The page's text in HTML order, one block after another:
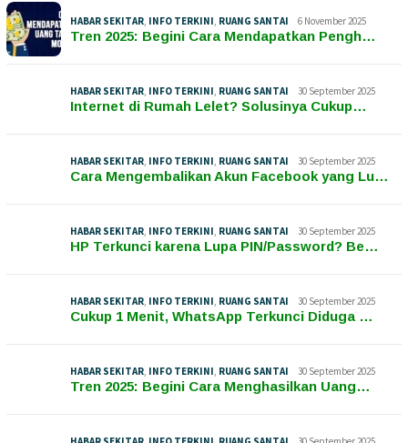
HABAR SEKITAR, INFO TERKINI, RUANG SANTAI 6 November 2025
Tren 2025: Begini Cara Mendapatkan Pengh…
HABAR SEKITAR, INFO TERKINI, RUANG SANTAI 30 September 2025
Internet di Rumah Lelet? Solusinya Cukup…
HABAR SEKITAR, INFO TERKINI, RUANG SANTAI 30 September 2025
Cara Mengembalikan Akun Facebook yang Lu…
HABAR SEKITAR, INFO TERKINI, RUANG SANTAI 30 September 2025
HP Terkunci karena Lupa PIN/Password? Be…
HABAR SEKITAR, INFO TERKINI, RUANG SANTAI 30 September 2025
Cukup 1 Menit, WhatsApp Terkunci Diduga …
HABAR SEKITAR, INFO TERKINI, RUANG SANTAI 30 September 2025
Tren 2025: Begini Cara Menghasilkan Uang…